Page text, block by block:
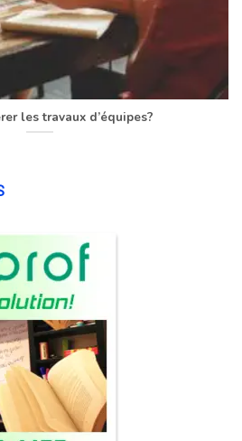
les travaux d’équipes?